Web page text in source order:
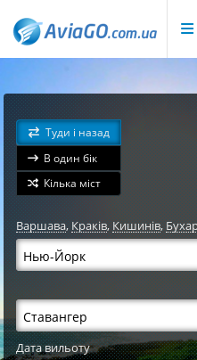
Туди і назад
В один бік
Кілька міст
Варшава, Краків,Кишинів,
Дата вильоту